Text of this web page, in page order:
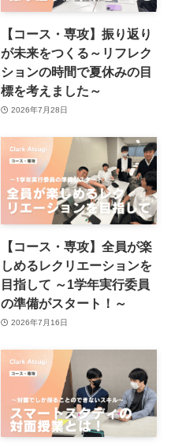
【コース・専攻】振り返り
が未来をつくる～リフレク
ションの時間で夏休みの目
標を考えました～
2026年7月28日
【コース・専攻】全員が楽
しめるレクリエーションを
目指して ～1学年実行委員
の準備がスタート！～
2026年7月16日